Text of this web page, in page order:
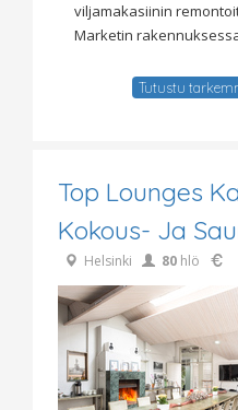
viljamakasiinin
Marketin
Tutustu
Top Lounges
Kokous- Ja
Helsinki 80 hlö